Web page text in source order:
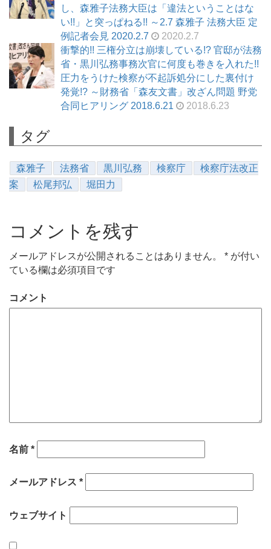
し、森雅子法務大臣は「違法ということはな
い!!」と突っぱねる!! ～2.7 森雅子 法務大臣 定
例記者会見 2020.2.7
2020.2.7
衝撃的!! 三権分立は崩壊している!? 官邸が法務
省・黒川弘務事務次官に何度も巻きを入れた!!
圧力をうけた検察が不起訴処分にした裏付け
発覚!? ～財務省「森友文書」改ざん問題 野党
合同ヒアリング 2018.6.21
2018.6.23
タグ
森雅子 法務省 黒川弘務 検察庁
検察庁法改正
案
松尾邦弘 堀田力
コメントを残す
メールアドレスが公開されることはありません。 * が付い
ている欄は必須項目です
コメント
名前 *
メールアドレス *
ウェブサイト